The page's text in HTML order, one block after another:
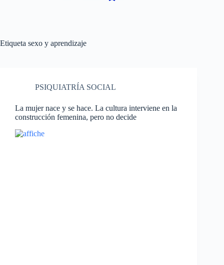
Etiqueta sexo y aprendizaje
PSIQUIATRÍA SOCIAL
La mujer nace y se hace. La cultura interviene en la
construcción femenina, pero no decide